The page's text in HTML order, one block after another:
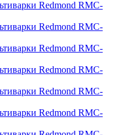
Redmond RMC-
Redmond RMC-
Redmond RMC-
Redmond RMC-
Redmond RMC-
Redmond RMC-